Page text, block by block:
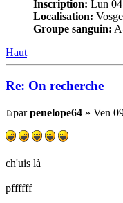
Inscription: Lun
Localisation:
Groupe sanguin:
Haut
Re: On recherche
parpenelope64 » Ven
ch'uis là
pffffff